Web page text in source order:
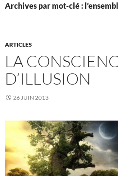
Archives par mot-clé :
ARTICLES
LA
D’ILLUSION
26 JUIN 2013